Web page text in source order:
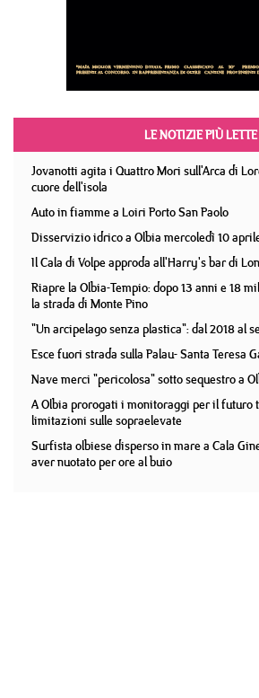
LE NOTIZIE PIÙ LETTE
Jovanotti agita i Quattro Mori sull'Arca di
cuore dell'isola
Auto in fiamme a Loiri Porto San Paolo
Disservizio idrico a Olbia mercoledì 10
Il Cala di Volpe approda all'Harry's bar di
Riapre la Olbia-Tempio: dopo 13 anni e 18
la strada di Monte Pino
"Un arcipelago senza plastica": dal 2018 al
Esce fuori strada sulla Palau- Santa Teresa
Nave merci "pericolosa" sotto sequestro a
A Olbia prorogati i monitoraggi per il futuro
limitazioni sulle sopraelevate
Surfista olbiese disperso in mare a Cala
aver nuotato per ore al buio